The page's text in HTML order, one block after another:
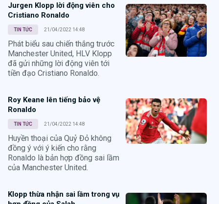
Jurgen Klopp lời động viên cho
Cristiano Ronaldo
TIN TỨC 21/04/2022 14:48
Phát biểu sau chiến thắng trước
Manchester United, HLV Klopp
đã gửi những lời động viên tới
tiền đạo Cristiano Ronaldo.
Roy Keane lên tiếng bảo vệ
Ronaldo
TIN TỨC 21/04/2022 14:48
Huyền thoại của Quỷ Đỏ không
đồng ý với ý kiến cho rằng
Ronaldo là bản hợp đồng sai lầm
của Manchester United.
Klopp thừa nhận sai lầm trong vụ